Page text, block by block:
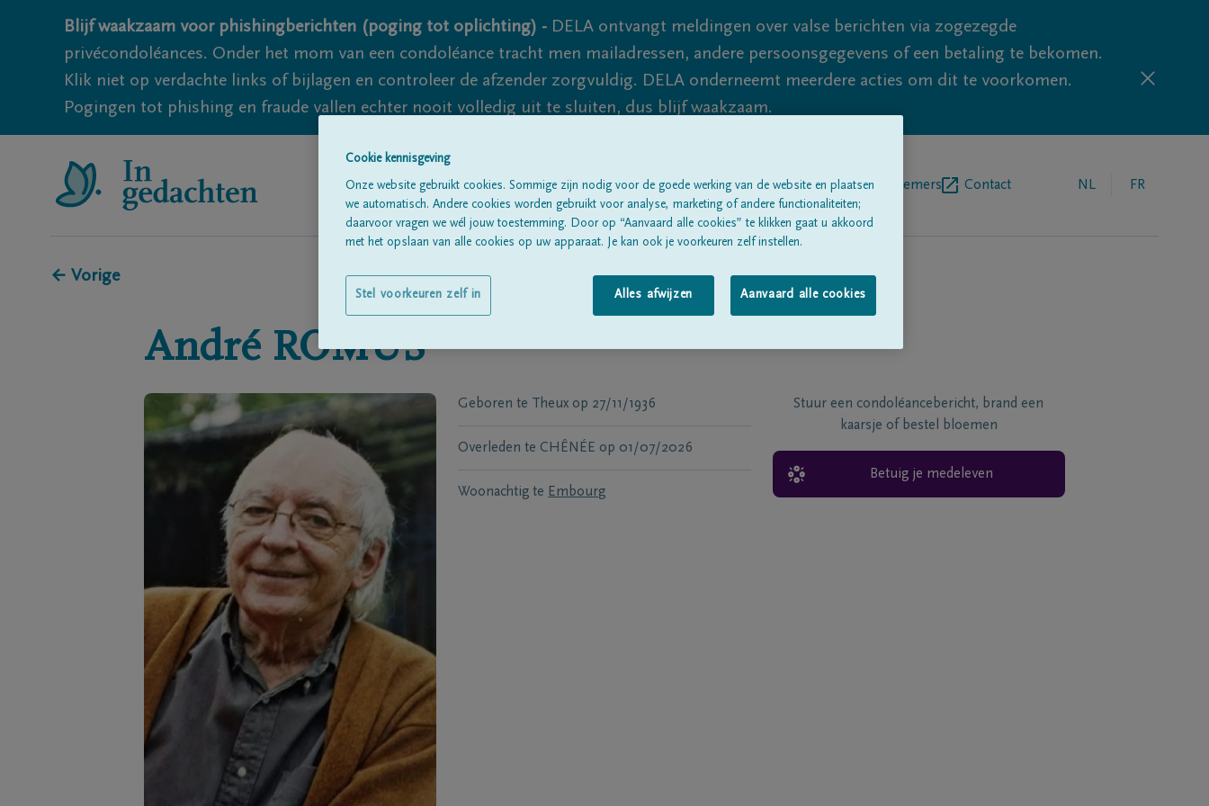
Blijf waakzaam voor phishingberichten (poging tot oplichting) - DELA ontvangt meldingen over valse berichten via zogezegde
privécondoléances. Onder het mom van een condoléance tracht men mailadressen, andere persoonsgegevens of een betaling te bekomen.
Klik niet op verdachte links of bijlagen en controleer de afzender zorgvuldig. DELA onderneemt meerdere acties om dit te voorkomen.
Pogingen tot phishing en fraude vallen echter nooit volledig uit te sluiten, dus blijf waakzaam.
Alle rouwberichtenOver onsBegrafenisondernemers Contact NL FR
← Vorige
André ROMUS
Geboren te Theux op 27/11/1936
Overleden te CHÊNÉE op 01/07/2026
Woonachtig te Embourg
Stuur een condoléancebericht, brand een
kaarsje of bestel bloemen
Betuig je medeleven
Cookie kennisgeving
Onze website gebruikt cookies. Sommige zijn nodig voor de goede werking van de website en plaatsen
we automatisch. Andere cookies worden gebruikt voor analyse, marketing of andere functionaliteiten;
daarvoor vragen we wél jouw toestemming. Door op “Aanvaard alle cookies” te klikken gaat u akkoord
met het opslaan van alle cookies op uw apparaat. Je kan ook je voorkeuren zelf instellen.
Alles afwijzen Aanvaard alle cookies
Stel voorkeuren zelf in